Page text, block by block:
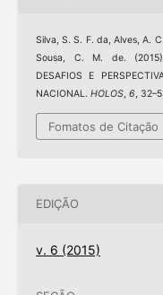
Silva, S. S. F. da, Alves, A.
Sousa, C. M. de. (2015).
DESAFIOS E
NACIONAL. HOLOS, 6,
Fomatos de Citação
EDIÇÃO
v. 6 (2015)